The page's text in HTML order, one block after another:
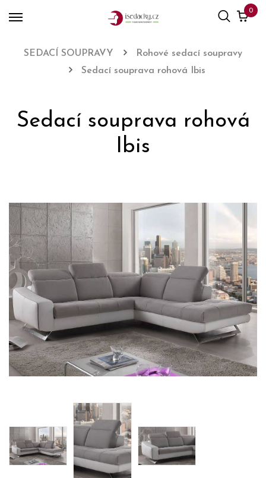
0
SEDACÍ SOUPRAVY
Rohové sedací soupravy
Sedací souprava rohová Ibis
Sedací souprava rohová
Ibis